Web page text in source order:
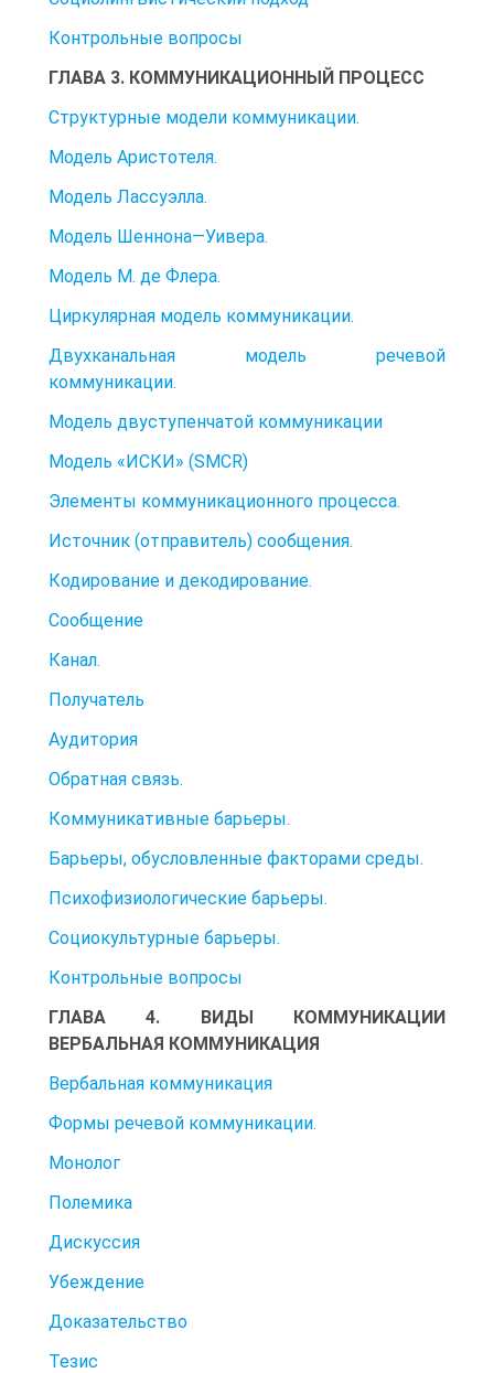
Контрольные вопросы
ГЛАВА 3. КОММУНИКАЦИОННЫЙ ПРОЦЕСС
Структурные модели коммуникации.
Модель Аристотеля.
Модель Лассуэлла.
Модель Шеннона—Уивера.
Модель М. де Флера.
Циркулярная модель коммуникации.
Двухканальная модель речевой
коммуникации.
Модель двуступенчатой коммуникации
Модель «ИСКИ» (SMCR)
Элементы коммуникационного процесса.
Источник (отправитель) сообщения.
Кодирование и декодирование.
Сообщение
Канал.
Получатель
Аудитория
Обратная связь.
Коммуникативные барьеры.
Барьеры, обусловленные факторами среды.
Психофизиологические барьеры.
Социокультурные барьеры.
Контрольные вопросы
ГЛАВА 4. ВИДЫ КОММУНИКАЦИИ
ВЕРБАЛЬНАЯ КОММУНИКАЦИЯ
Вербальная коммуникация
Формы речевой коммуникации.
Монолог
Полемика
Дискуссия
Убеждение
Доказательство
Тезис